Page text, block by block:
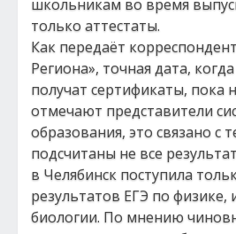
школьникам во время
только аттестаты.
Как передаёт
Региона», точная дата,
получат сертификаты, пока
отмечают представители
образования, это связано с
подсчитаны не все
в Челябинск поступила
результатов ЕГЭ по физике,
биологии. По мнению